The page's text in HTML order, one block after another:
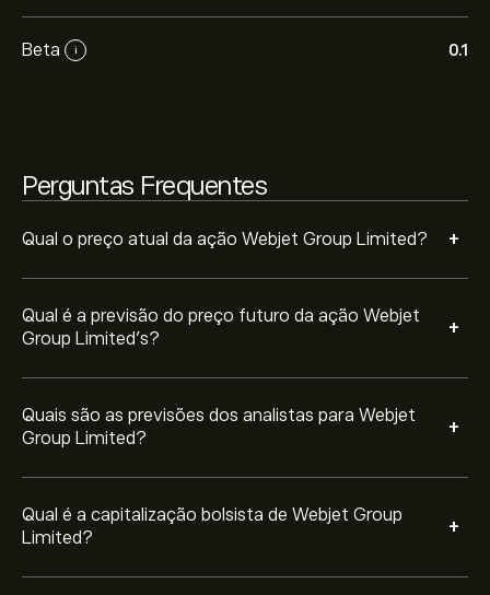
Beta i 0.1
Perguntas Frequentes
Qual o preço atual da ação Webjet Group Limited? +
Qual é a previsão do preço futuro da ação Webjet
Group Limited’s?
+
Quais são as previsões dos analistas para Webjet
Group Limited?
+
relatórios financeiros e projeções de crescimento.
Descubra a previsão mais recente para os movimentos
futuros dos preços.
Qual é a capitalização bolsista de Webjet Group
Limited?
+